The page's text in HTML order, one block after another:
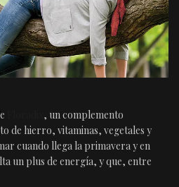
, un complemento
de hierro, vitaminas, vegetales y
cuando llega la primavera y en
un plus de energía, y que, entre